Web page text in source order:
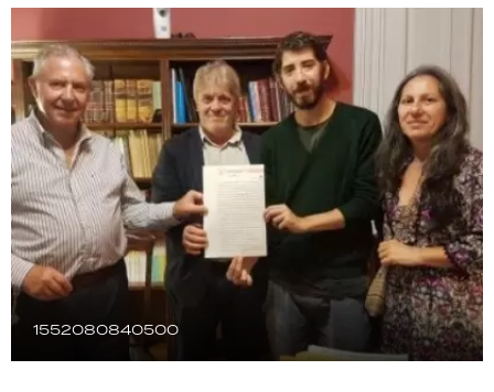
1552080840500
RECETAS
PALABRAS
HORÓSCOPO
Seguinos